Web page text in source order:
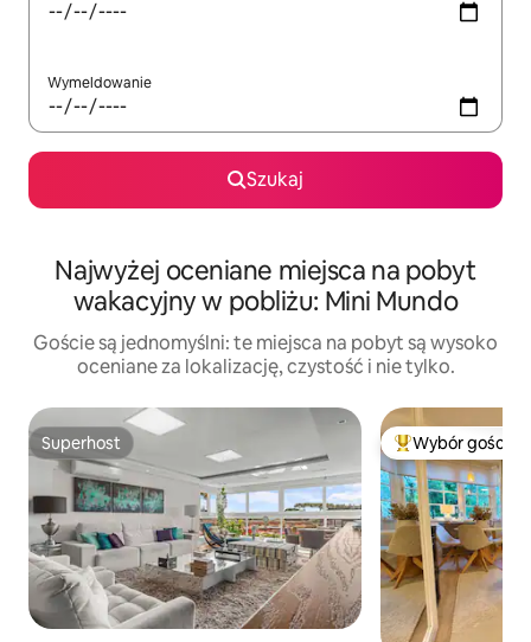
Wymeldowanie
Szukaj
Najwyżej oceniane miejsca na pobyt
wakacyjny w pobliżu: Mini Mundo
Goście są jednomyślni: te miejsca na pobyt są wysoko
oceniane za lokalizację, czystość i nie tylko.
Superhost
Superhost Wybór gości